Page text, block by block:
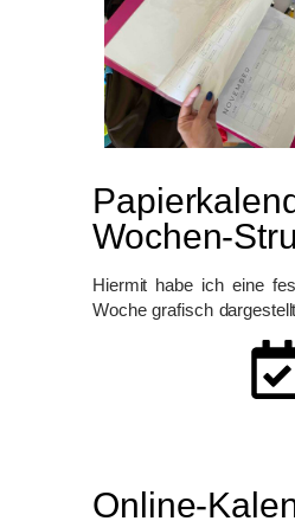
Wochen-
Hiermit habe ich eine
Woche grafisch
Online-